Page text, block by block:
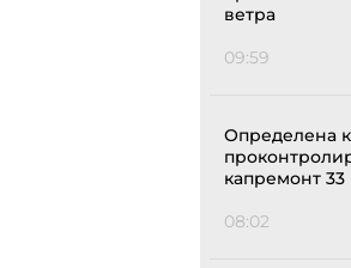
ветра
09:59
Определена
капремонт
08:02